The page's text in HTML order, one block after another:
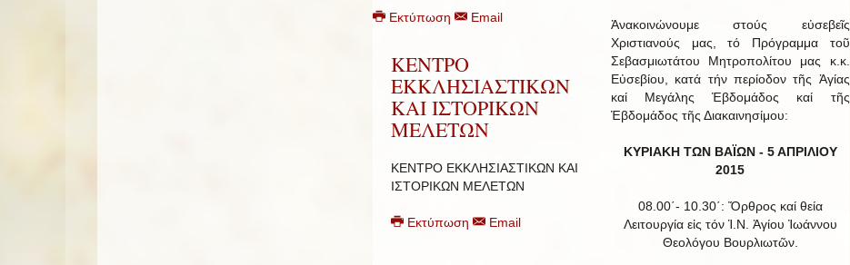
Εκτύπωση Email
ΚΕΝΤΡΟ
ΕΚΚΛΗΣΙΑΣΤΙΚΩΝ
ΚΑΙ ΙΣΤΟΡΙΚΩΝ
ΜΕΛΕΤΩΝ
ΚΕΝΤΡΟ ΕΚΚΛΗΣΙΑΣΤΙΚΩΝ ΚΑΙ
ΙΣΤΟΡΙΚΩΝ ΜΕΛΕΤΩΝ
Εκτύπωση Email
Ἀνακοινώνουμε στούς εὐσεβεῖς
Χριστιανούς μας, τό Πρόγραμμα τοῦ
Σεβασμιωτάτου Μητροπολίτου μας κ.κ.
Εὐσεβίου, κατά τήν περίοδον τῆς Ἁγίας
καί Μεγάλης Ἑβδομάδος καί τῆς
Ἑβδομάδος τῆς Διακαινησίμου:
ΚΥΡΙΑΚΗ ΤΩΝ ΒΑΪΩΝ - 5 ΑΠΡΙΛΙΟΥ
2015
08.00΄- 10.30΄: Ὄρθρος καί θεία
Λειτουργία εἰς τόν Ἱ.Ν. Ἁγίου Ἰωάννου
Θεολόγου Βουρλιωτῶν.